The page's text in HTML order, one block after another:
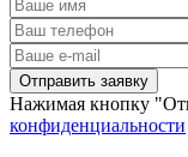
Нажимая кнопку
конфиденциальности